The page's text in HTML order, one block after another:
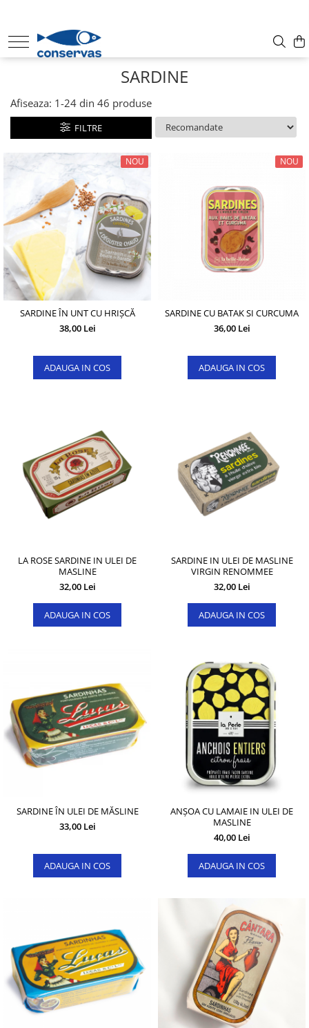
CONSERVE
FRUCTE DE MARE + ALȚI PEȘTI
TON
MACROU
HERING
PĂSTRĂV
SOMON
SPROT
SARDINE
Afiseaza: 1-24 din 46 produse
FILTRE
NOU
SARDINE ÎN UNT CU HRIȘCĂ
38,00 Lei
ADAUGA IN COS
NOU
SARDINE CU BATAK SI CURCUMA
36,00 Lei
ADAUGA IN COS
LA ROSE SARDINE IN ULEI DE
MASLINE
32,00 Lei
ADAUGA IN COS
SARDINE IN ULEI DE MASLINE
VIRGIN RENOMMEE
32,00 Lei
ADAUGA IN COS
SARDINE ÎN ULEI DE MĂSLINE
33,00 Lei
ADAUGA IN COS
ANȘOA CU LAMAIE IN ULEI DE
MASLINE
40,00 Lei
ADAUGA IN COS